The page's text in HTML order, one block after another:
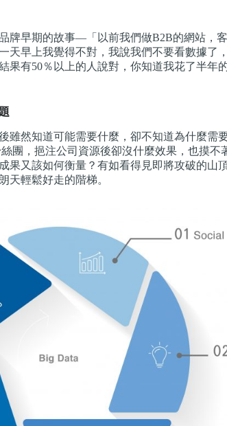
牌早期的故事—「以前我們做B2B的網站，
天早上我覺得不對，我說我們不要看數據了
果有50％以上的人說對，你知道我花了半年
雖然知道可能需要什麼，卻不知道為什麼需
團，挹注公司資源後卻沒什麼效果，也摸不
果又該如何衡量？有如看得見即將攻破的山
天輕鬆好走的階梯。